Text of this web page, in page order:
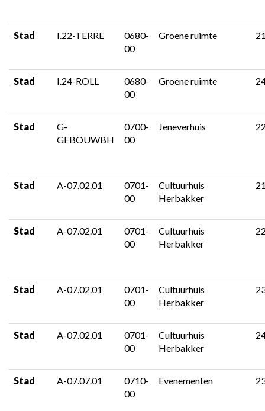
Stad I.22-TERRE
0680-
00
Groene ruimte
Stad I.24-ROLL
0680-
00
Groene ruimte
Stad
G-
GEBOUWBH
0700-
00
Jeneverhuis
Stad A-07.02.01
0701-
00
Cultuurhuis
Herbakker
Stad A-07.02.01
0701-
00
Cultuurhuis
Herbakker
Stad A-07.02.01
0701-
00
Cultuurhuis
Herbakker
Stad A-07.02.01
0701-
00
Cultuurhuis
Herbakker
Stad A-07.07.01
0710-
00
Evenementen